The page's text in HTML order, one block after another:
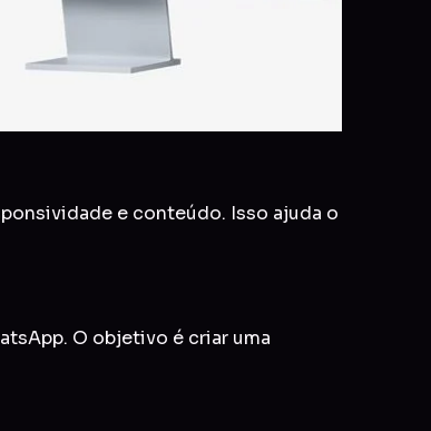
e conteúdo. Isso ajuda o
O objetivo é criar uma